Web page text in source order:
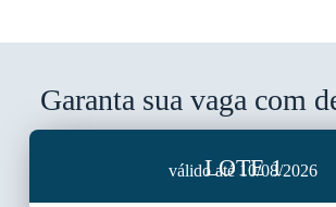
Garanta sua vaga com
LOTE 1
válido até 10/08/2026